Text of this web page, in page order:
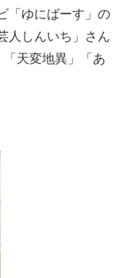
「ゆにばーす」の
人しんいち」さん
天変地異」「あ